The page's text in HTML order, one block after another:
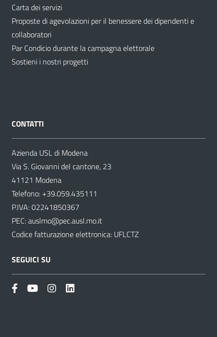
Carta dei servizi
Proposte di agevolazioni per il benessere dei dipendenti e
collaboratori
Par Condicio durante la campagna elettorale
Sostieni i nostri progetti
CONTATTI
Azienda USL di Modena
Via S. Giovanni del cantone, 23
41121 Modena
Telefono: +39.059.435111
P.IVA: 02241850367
PEC:auslmo@pec.ausl.mo.it
Codice fatturazione elettronica: UFLCTZ
SEGUICI SU